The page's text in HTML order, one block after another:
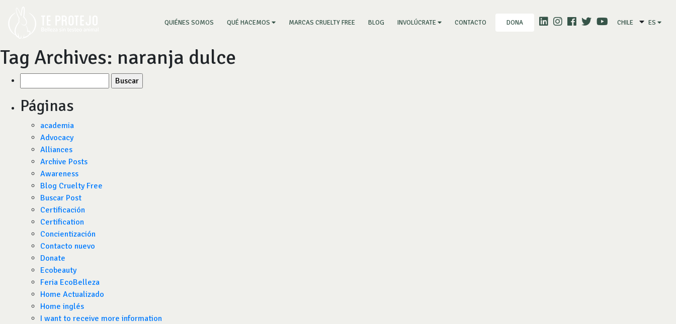
QUIÉNES SOMOS (CURRENT)
QUÉ HACEMOS MARCAS CRUELTY FREE BLOG INVOLÚCRATE CONTACTO DONA CHILE ES
Tag Archives: naranja dulce
por:
Páginas
academia
Advocacy
Alliances
Archive Posts
Awareness
Blog Cruelty Free
Buscar Post
Certificación
Certification
Concientización
Contacto nuevo
Donate
Ecobeauty
Feria EcoBelleza
Home Actualizado
Home inglés
I want to receive more information